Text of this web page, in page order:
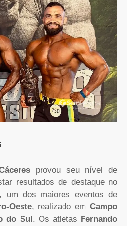
provou seu nível de
resultados de destaque no
, um dos maiores eventos de
Oeste, realizado emCampo
do Sul. Os atletas Fernando